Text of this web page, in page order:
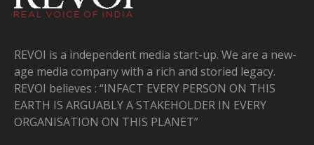
REVOI is a independent media start-up. We are a new-
age media company with a rich and storied legacy.
REVOI believes : “INFACT EVERY PERSON ON THIS
EARTH IS ARGUABLY A STAKEHOLDER IN EVERY
ORGANISATION ON THIS PLANET”